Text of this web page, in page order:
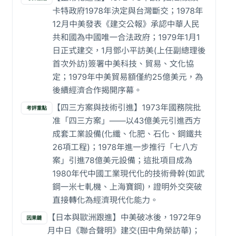
卡特政府1978年決定與台灣斷交；1978年
12月中美發表《建交公報》承認中華人民
共和國為中國唯一合法政府；1979年1月1
日正式建交，1月鄧小平訪美(上任副總理後
首次外訪)簽署中美科技、貿易、文化協
定；1979年中美貿易額僅約25億美元，為
後續經濟合作揭開序幕。
考評重點
【四三方案與技術引進】1973年國務院批
准「四三方案」——以43億美元引進西方
成套工業設備(化纖、化肥、石化、鋼鐵共
26項工程)；1978年進一步推行「七八方
案」引進78億美元設備；這批項目成為
1980年代中國工業現代化的技術骨幹(如武
鋼一米七軋機、上海寶鋼)，證明外交突破
直接轉化為經濟現代化能力。
因果鏈
【日本與歐洲跟進】中美破冰後，1972年9
月中日《聯合聲明》建交(田中角榮訪華)；